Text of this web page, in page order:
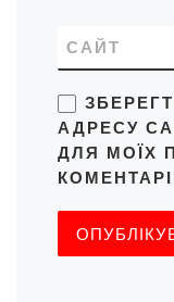
САЙТ
АДРЕСУ
ДЛЯ МОЇХ